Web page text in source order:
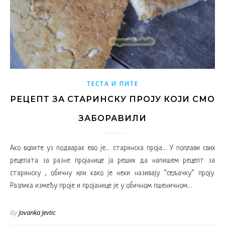
ТЕСТА И ПИТЕ
РЕЦЕПТ ЗА СТАРИНСКУ ПРОЈУ КОЈИ СМО
ЗАБОРАВИЛИ
Ако волите уз подварак ево је… старинска проја… У поплави свих
рецепата за разне пројанице ја реших да напишем рецепт за
старинску , обичну или како је неки називају “сељачку“ проју.
Разлика између проје и пројанице је у обичном пшеничном…
ByJovanka Jevtic